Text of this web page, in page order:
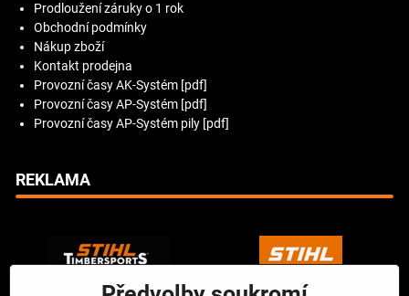
Prodloužení záruky o 1 rok
Obchodní podmínky
Nákup zboží
Kontakt prodejna
Provozní časy AK-Systém [pdf]
Provozní časy AP-Systém [pdf]
Provozní časy AP-Systém pily [pdf]
REKLAMA